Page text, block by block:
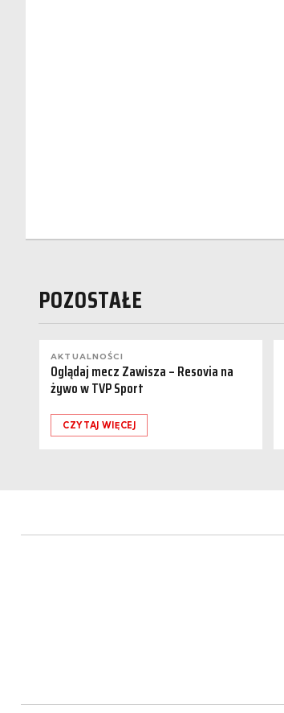
POZOSTAŁE
AKTUALNOŚCI
Oglądaj mecz Zawisza – Resovia na
żywo w TVP Sport
CZYTAJ WIĘCEJ